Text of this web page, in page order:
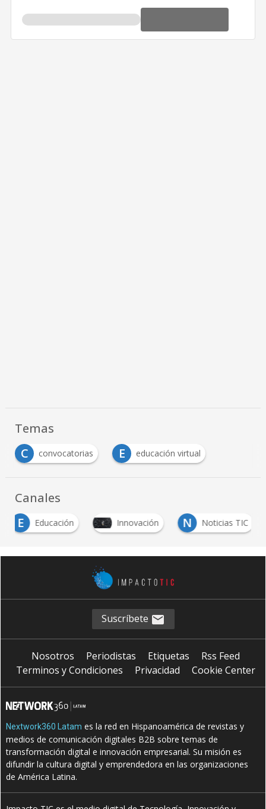
Temas
C
convocatorias E educación virtual
Canales
Educación Innovación N Noticias TIC
Suscríbete
Nosotros Periodistas Etiquetas
Rss Feed
Terminos y Condiciones
Privacidad Cookie Center
Nextwork360 Latam es la red en Hispanoamérica de revistas y
medios de comunicación digitales B2B sobre temas de
transformación digital e innovación empresarial. Su misión es
difundir la cultura digital y emprendedora en las organizaciones
de América Latina.